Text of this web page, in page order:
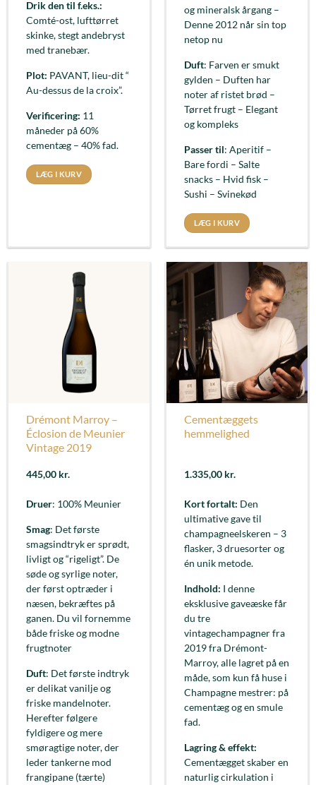
Drik den til f.eks.:
Comté-ost, lufttørret
skinke, stegt andebryst
med tranebær.
Plot: PAVANT, lieu-dit “
Au-dessus de la croix”.
Verificering: 11
måneder på 60%
cementæg – 40% fad.
LÆG I KURV
og mineralsk årgang –
Denne 2012 når sin top
netop nu
Duft: Farven er smukt
gylden – Duften har
noter af ristet brød –
Tørret frugt – Elegant
og kompleks
Passer til: Aperitif –
Bare fordi – Salte
snacks – Hvid fisk –
Sushi – Svinekød
LÆG I KURV
Drémont Marroy –
Éclosion de Meunier
Vintage 2019
445,00 kr.
Druer: 100% Meunier
Smag: Det første
smagsindtryk er sprødt,
livligt og “rigeligt”. De
søde og syrlige noter,
der først optræder i
næsen, bekræftes på
ganen. Du vil fornemme
både friske og modne
frugtnoter
Duft: Det første indtryk
er delikat vanilje og
friske mandelnoter.
Herefter følgere
fyldigere og mere
smøragtige noter, der
leder tankerne mod
frangipane (tærte)
Cementæggets
hemmelighed
1.335,00 kr.
Kort fortalt: Den
ultimative gave til
champagneelskeren – 3
flasker, 3 druesorter og
én unik metode.
Indhold: I denne
eksklusive gaveæske får
du tre
vintagechampagner fra
2019 fra Drémont-
Marroy, alle lagret på en
måde, som kun få huse i
Champagne mestrer: på
cementæg og en smule
fad.
Lagring & effekt:
Cementægget skaber en
naturlig cirkulation i